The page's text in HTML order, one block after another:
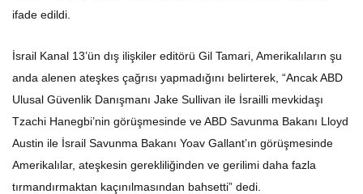
ifade edildi.
İsrail Kanal 13’ün dış ilişkiler editörü Gil Tamari, Amerikalıların şu
anda alenen ateşkes çağrısı yapmadığını belirterek, “Ancak ABD
Ulusal Güvenlik Danışmanı Jake Sullivan ile İsrailli mevkidaşı
Tzachi Hanegbi’nin görüşmesinde ve ABD Savunma Bakanı Lloyd
Austin ile İsrail Savunma Bakanı Yoav Gallant’ın görüşmesinde
Amerikalılar, ateşkesin gerekliliğinden ve gerilimi daha fazla
tırmandırmaktan kaçınılmasından bahsetti” dedi.